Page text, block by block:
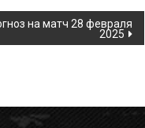
на матч 28 февраля
2025